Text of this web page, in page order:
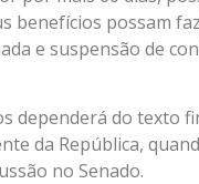
benefícios possam
e suspensão de
dependerá do texto
da República,
no Senado.